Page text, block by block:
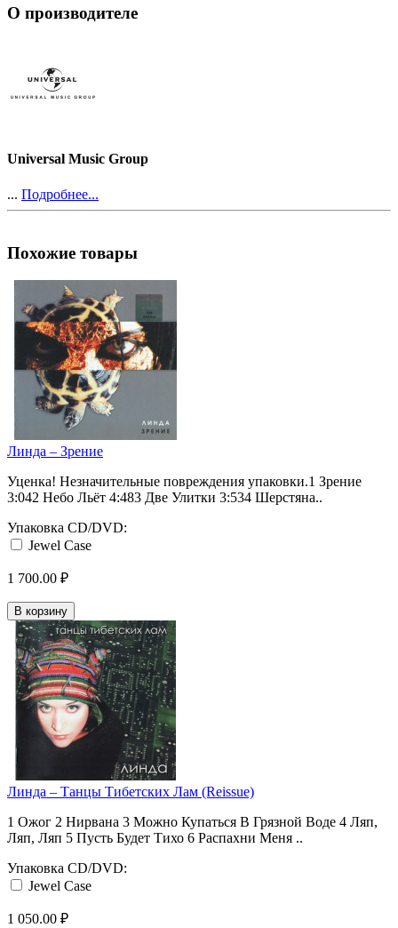
О производителе
Universal Music Group
... Подробнее...
Похожие товары
Линда ‎– Зрение
Уценка! Незначительные повреждения упаковки.1 Зрение
3:042 Небо Льёт 4:483 Две Улитки 3:534 Шерстяна..
Упаковка CD/DVD:
Jewel Case
1 700.00 ₽
В корзину
Линда ‎– Танцы Тибетских Лам (Reissue)
1 Ожог 2 Нирвана 3 Можно Купаться В Грязной Воде 4 Ляп,
Ляп, Ляп 5 Пусть Будет Тихо 6 Распахни Меня ..
Упаковка CD/DVD:
Jewel Case
1 050.00 ₽